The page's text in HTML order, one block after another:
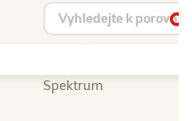
Vyhledat produkt
Spektrum